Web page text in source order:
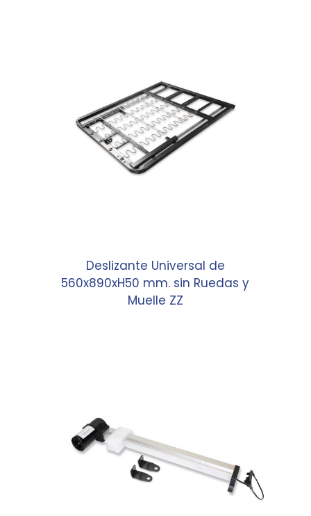
Deslizante Universal de
560x890xH50 mm. sin Ruedas y
Muelle ZZ